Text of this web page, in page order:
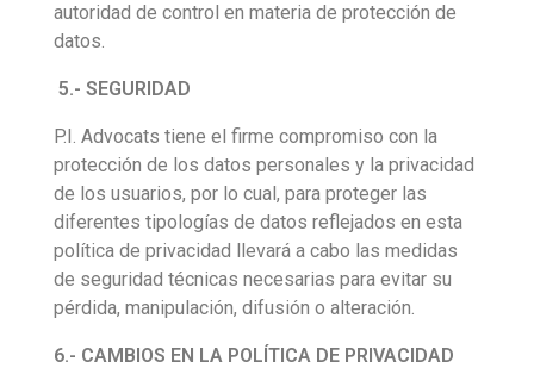
autoridad de control en materia de protección de
datos.
5.- SEGURIDAD
P.I. Advocats tiene el firme compromiso con la
protección de los datos personales y la privacidad
de los usuarios, por lo cual, para proteger las
diferentes tipologías de datos reflejados en esta
política de privacidad llevará a cabo las medidas
de seguridad técnicas necesarias para evitar su
pérdida, manipulación, difusión o alteración.
6.- CAMBIOS EN LA POLÍTICA DE PRIVACIDAD